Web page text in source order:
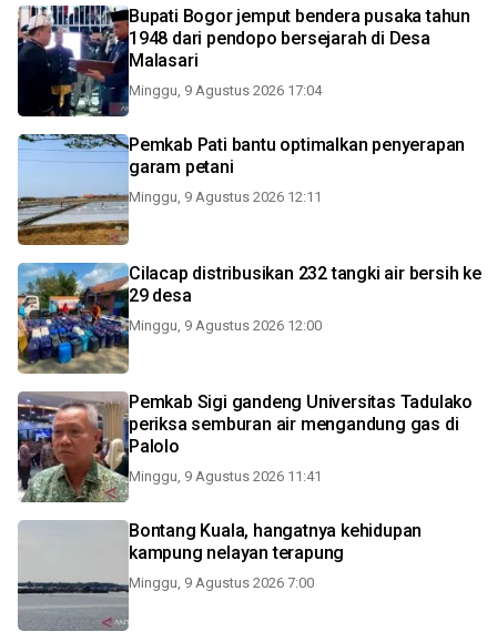
Bupati Bogor jemput bendera pusaka tahun
1948 dari pendopo bersejarah di Desa
Malasari
Minggu, 9 Agustus 2026 17:04
Pemkab Pati bantu optimalkan penyerapan
garam petani
Minggu, 9 Agustus 2026 12:11
Cilacap distribusikan 232 tangki air bersih ke
29 desa
Minggu, 9 Agustus 2026 12:00
Pemkab Sigi gandeng Universitas Tadulako
periksa semburan air mengandung gas di
Palolo
Minggu, 9 Agustus 2026 11:41
Bontang Kuala, hangatnya kehidupan
kampung nelayan terapung
Minggu, 9 Agustus 2026 7:00